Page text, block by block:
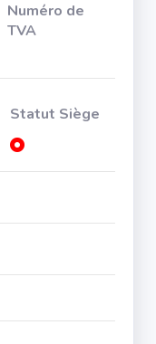
Numéro de
TVA
Statut Siège